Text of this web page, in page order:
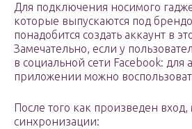
Для подключения носимого
которые выпускаются под
понадобится создать аккаунт в
Замечательно, если у
в социальной сети Facebook: для
приложении можно
После того как произведен
синхронизации: